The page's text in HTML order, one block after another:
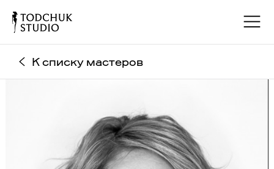
К списку мастеров